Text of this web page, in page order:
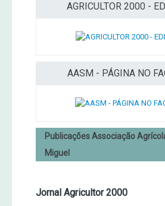
AGRICULTOR 2000 -
AASM - PÁGINA NO
Publicações Associação
Miguel
Jornal Agricultor 2000